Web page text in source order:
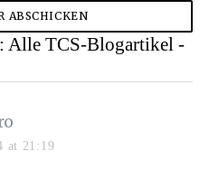
Alle TCS-Blogartikel -
at 21:19